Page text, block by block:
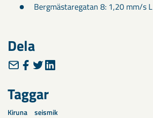
Bergmästaregatan 8: 1,20 mm/s L
Dela
Taggar
Kiruna seismik